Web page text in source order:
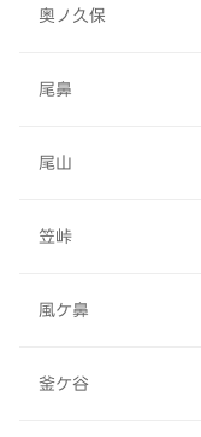
奥ノ久保
尾鼻
尾山
笠峠
風ケ鼻
釜ケ谷